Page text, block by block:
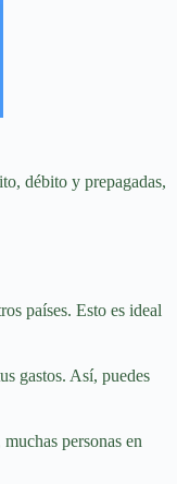
débito y prepagadas,
países. Esto es ideal
gastos. Así, puedes
personas en